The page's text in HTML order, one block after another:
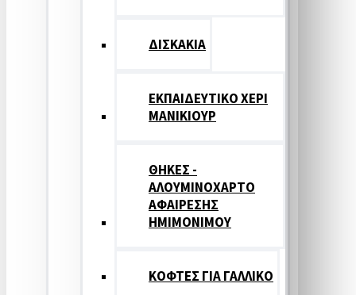
ΔΙΣΚΑΚΙΑ
ΕΚΠΑΙΔΕΥΤΙΚΟ ΧΕΡΙ
ΜΑΝΙΚΙΟΥΡ
ΘΗΚΕΣ -
ΑΛΟΥΜΙΝΟΧΑΡΤΟ
ΑΦΑΙΡΕΣΗΣ
ΗΜΙΜΟΝΙΜΟΥ
ΚΟΦΤΕΣ ΓΙΑ ΓΑΛΛΙΚΟ